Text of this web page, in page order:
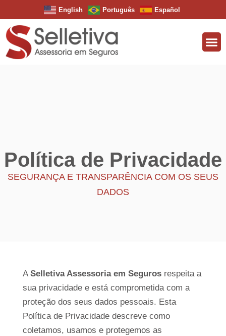
English Português Español
Política de Privacidade
SEGURANÇA E TRANSPARÊNCIA COM OS SEUS
DADOS
A Selletiva Assessoria em Segurosrespeita a
sua privacidade e está comprometida com a
proteção dos seus dados pessoais. Esta
Política de Privacidade descreve como
coletamos, usamos e protegemos as